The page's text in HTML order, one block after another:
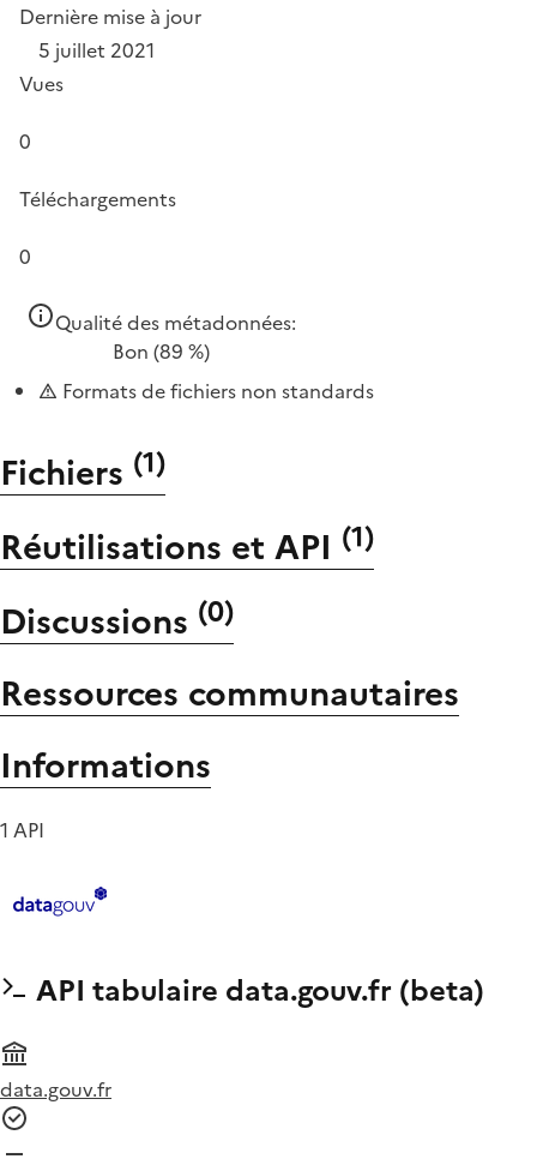
Dernière mise à jour
5 juillet 2021
Vues
0
Téléchargements
0
Qualité des métadonnées:
Bon (89 %)
Formats de fichiers non standards
Fichiers (1)
Réutilisations et API (1)
Discussions (0)
Ressources communautaires
Informations
1 API
API tabulaire data.gouv.fr (beta)
data.gouv.fr